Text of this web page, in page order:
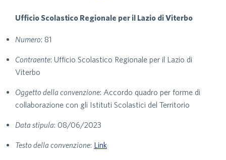
Ufficio Scolastico Regionale per il Lazio di Viterbo
Numero: 81
Contraente: Ufficio Scolastico Regionale per il Lazio di
Viterbo
Oggetto della convenzione: Accordo quadro per forme di
collaborazione con gli Istituti Scolastici del Territorio
Data stipula: 08/06/2023
Testo della convenzione: Link